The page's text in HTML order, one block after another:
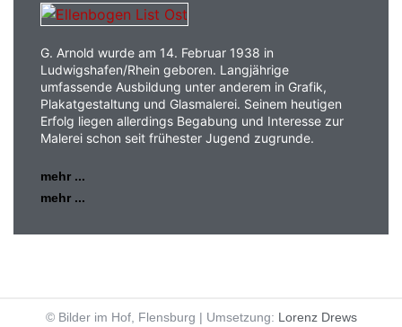
G. Arnold wurde am 14. Februar 1938 in
Ludwigshafen/Rhein geboren. Langjährige
umfassende Ausbildung unter anderem in Grafik,
Plakatgestaltung und Glasmalerei. Seinem heutigen
Erfolg liegen allerdings Begabung und Interesse zur
Malerei schon seit frühester Jugend zugrunde.
mehr ...
mehr ...
© Bilder im Hof, Flensburg | Umsetzung: Lorenz Drews